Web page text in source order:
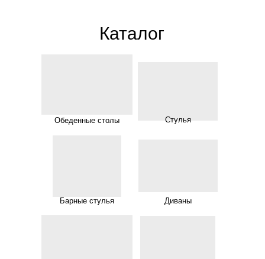
Обеденные столы Стулья
Барные стулья Диваны
Каталог